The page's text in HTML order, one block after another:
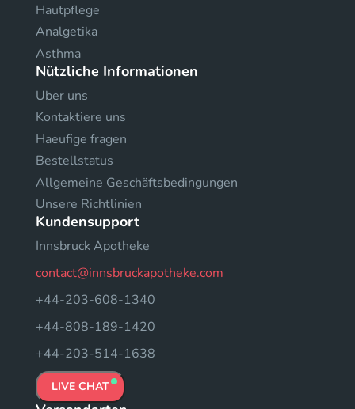
Hautpflege
Analgetika
Asthma
Nützliche Informationen
Uber uns
Kontaktiere uns
Haeufige fragen
Bestellstatus
Allgemeine Geschäftsbedingungen
Unsere Richtlinien
Kundensupport
Innsbruck Apotheke
contact@innsbruckapotheke.com
+44-203-608-1340
+44-808-189-1420
+44-203-514-1638
LIVE CHAT